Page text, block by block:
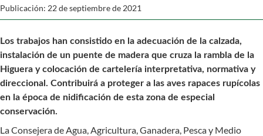
Publicación: 22 de septiembre de 2021
Los trabajos han consistido en la adecuación de la calzada,
instalación de un puente de madera que cruza la rambla de la
Higuera y colocación de cartelería interpretativa, normativa y
direccional. Contribuirá a proteger a las aves rapaces rupícolas
en la época de nidificación de esta zona de especial
conservación.
La Consejera de Agua, Agricultura, Ganadera, Pesca y Medio